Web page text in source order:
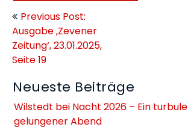
Beitragsnavigation
Previous Post:
Ausgabe ‚Zevener
Zeitung‘, 23.01.2025,
Seite 19
Neueste Beiträge
Wilstedt bei Nacht 2026 – Ein
gelungener Abend